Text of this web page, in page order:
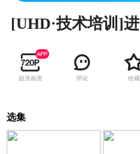
超清画质 评论 收藏
选集